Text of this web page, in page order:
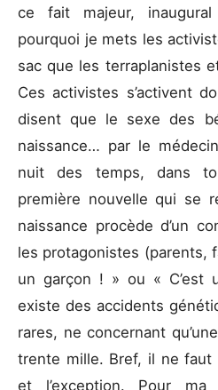
ce fait majeur,
pourquoi je mets les
sac que les terraplanistes
Ces activistes s’activent
disent que le sexe des
naissance… par le
nuit des temps, dans
première nouvelle qui se
naissance procède d’un
les protagonistes (parents,
un garçon ! » ou « C’est
existe des accidents
rares, ne concernant
trente mille. Bref, il ne faut
et l’exception. Pour